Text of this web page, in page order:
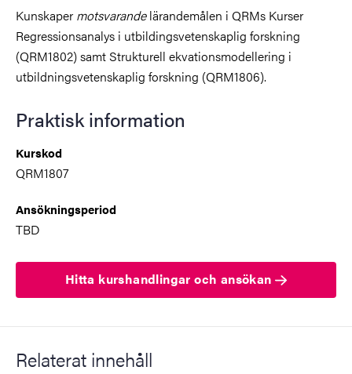
Kunskaper motsvarandelärandemålen i QRMs Kurser
Regressionsanalys i utbildingsvetenskaplig forskning
(QRM1802) samt Strukturell ekvationsmodellering i
utbildningsvetenskaplig forskning (QRM1806).
Praktisk information
Kurskod
QRM1807
Ansökningsperiod
TBD
Hitta kurshandlingar och ansökan
Relaterat innehåll